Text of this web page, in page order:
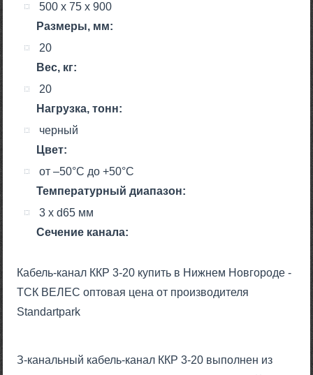
Размеры, мм:
500 х 75 х 900
Вес, кг:
20
Нагрузка, тонн:
20
Цвет:
черный
Температурный диапазон:
от –50°С до +50°С
Сечение канала:
3 х d65 мм
Кабель-канал ККР 3-20 купить в Нижнем Новгороде -
ТСК ВЕЛЕС оптовая цена от производителя
Standartpark
З-канальный кабель-канал ККР 3-20 выполнен из